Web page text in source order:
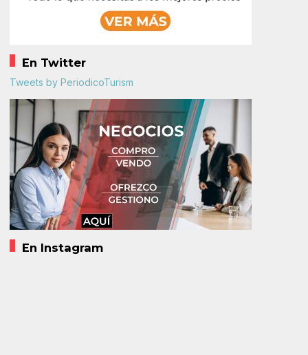
En Twitter
Tweets by PeriodicoTurism
En Instagram